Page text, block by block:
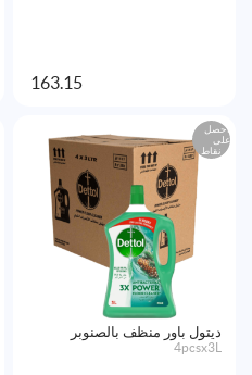
163.15
احصل
على
نقاط
ديتول باور منظف بالصنوبر
4pcsx3L